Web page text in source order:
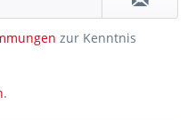
zur Kenntnis
.